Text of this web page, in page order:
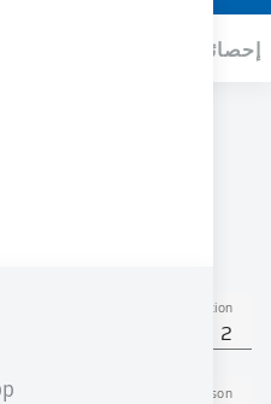
موسم 2026/2027
Competition
Bundesliga 2
Season